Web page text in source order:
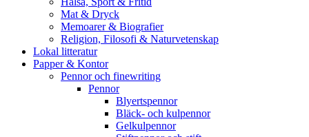
Mat & Dryck
Memoarer & Biografier
Religion, Filosofi & Naturvetenskap
Lokal litteratur
Papper & Kontor
Pennor och finewriting
Pennor
Blyertspennor
Bläck- och kulpennor
Gelkulpennor